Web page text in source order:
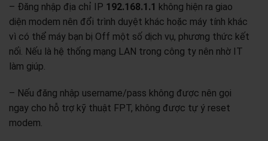
– Đăng nhập địa chỉ IP 192.168.1.1 không hiện ra giao
diện modem nên đổi trình duyệt khác hoặc máy tính khác
vì có thể máy bạn bị Off một số dịch vụ, phương thức kết
nối. Nếu là hệ thống mạng LAN trong công ty nên nhờ IT
làm giúp.
– Nếu đăng nhập username/pass không được nên gọi
ngay cho hỗ trợ kỹ thuật FPT, không được tự ý reset
modem.